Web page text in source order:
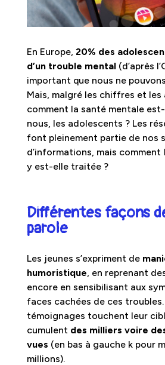
En Europe, 20% des
d’un trouble mental (d’après
important que nous ne
Mais, malgré les chiffres et les
comment la santé mentale
nous, les adolescents ? Les
font pleinement partie de nos
d’informations, mais comment
y est-elle traitée ?
Différentes façons
parole
Les jeunes s’expriment de
humoristique , en reprenant
encore en sensibilisant aux
faces cachées de ces troubles.
témoignages touchent leur
cumulent des milliers voire
vues (en bas à gauche k pour
millions).